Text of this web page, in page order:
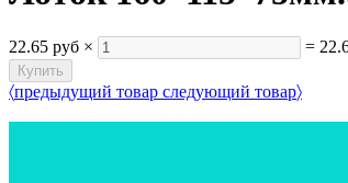
22.65 руб × =
〈предыдущий товар следующий товар〉